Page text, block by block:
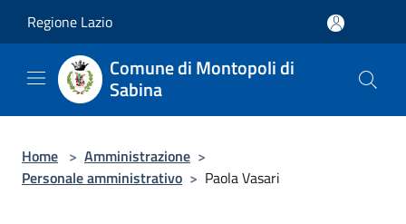
Regione Lazio
Comune di Montopoli di
Sabina
Home > Amministrazione >
Personale amministrativo > Paola Vasari